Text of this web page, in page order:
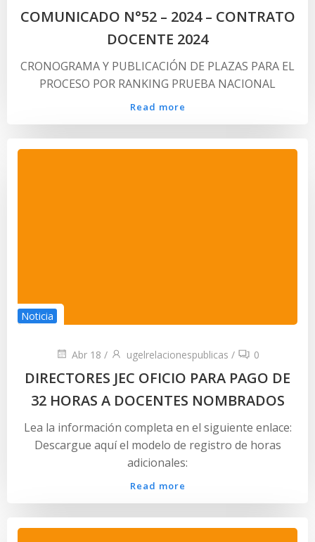
COMUNICADO N°52 – 2024 – CONTRATO
DOCENTE 2024
CRONOGRAMA Y PUBLICACIÓN DE PLAZAS PARA EL
PROCESO POR RANKING PRUEBA NACIONAL
Read more
Noticia
Abr 18 / ugelrelacionespublicas / 0
DIRECTORES JEC OFICIO PARA PAGO DE
32 HORAS A DOCENTES NOMBRADOS
Lea la información completa en el siguiente enlace:
Descargue aquí el modelo de registro de horas
adicionales:
Read more